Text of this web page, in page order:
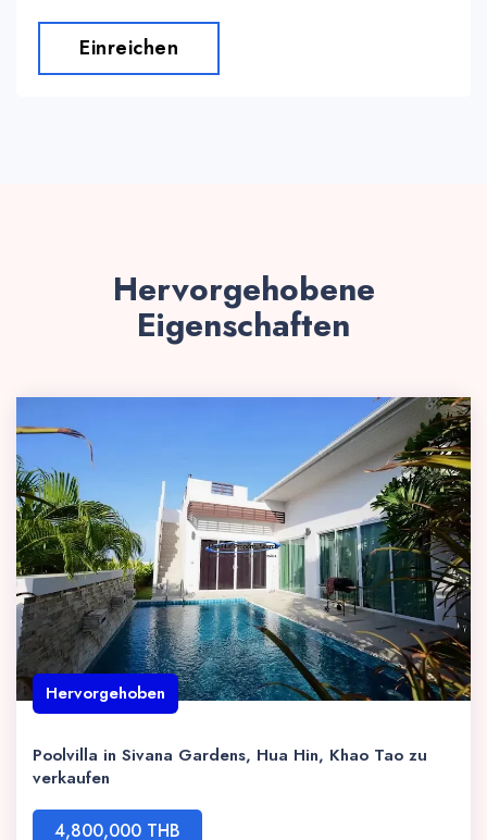
Einreichen
Hervorgehobene
Eigenschaften
Hervorgehoben
Poolvilla in Sivana Gardens, Hua Hin, Khao Tao zu
verkaufen
4,800,000 THB